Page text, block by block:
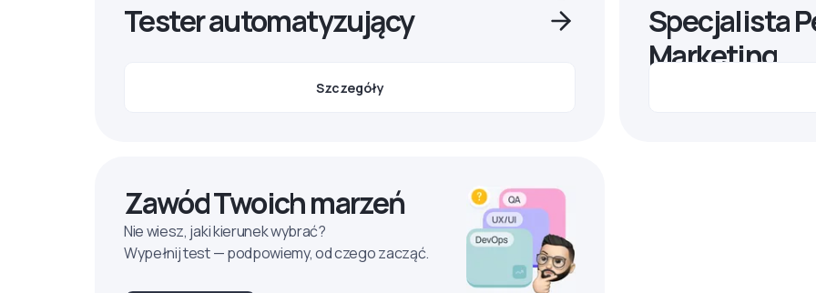
Tester automatyzujący
Szczegóły
Specjalista
Marketing
Zawód Twoich marzeń
Nie wiesz, jaki kierunek wybrać?
Wypełnij test — podpowiemy, od czego zacząć.